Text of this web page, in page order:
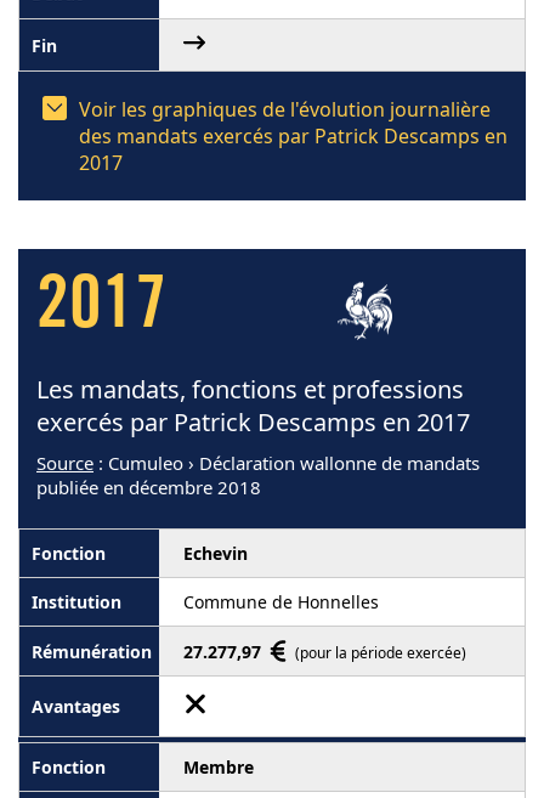
Voir les graphiques de l'évolution journalière
des mandats exercés par Patrick Descamps en
2017
2017
Les mandats, fonctions et professions
exercés par Patrick Descamps en 2017
Source : Cumuleo › Déclaration wallonne de mandats
publiée en décembre 2018
Echevin
Commune de Honnelles
27.277,97 (pour la période exercée)
Membre